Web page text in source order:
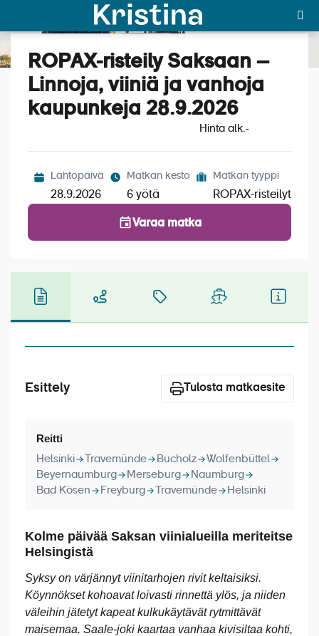
MAJAKKA-portaali
Yksin matkalle?
Suosikit
OTA YHTEYTTÄ
Matkakalenteri
Laivat
Meistä
Katso kuvat (5)
ROPAX-risteily Saksaan –
Linnoja, viiniä ja vanhoja
kaupunkeja 28.9.2026
Hinta alk.-
Lähtöpäivä
28.9.2026
Matkan kesto
6 yötä
Matkan tyyppi
ROPAX-risteilyt
Varaa matka
Esittely Tulosta matkaesite
Reitti
Helsinki Travemünde Bucholz
Wolfenbüttel
Beyernaumburg
Merseburg
Naumburg
Bad Kösen
Freyburg Travemünde Helsinki
Kolme päivää Saksan viinialueilla meriteitse
Helsingistä
Syksy on värjännyt viinitarhojen rivit keltaisiksi.
Köynnökset kohoavat loivasti rinnettä ylös, ja niiden
väleihin jätetyt kapeat kulkukäytävät rytmittävät
maisemaa. Saale-joki kaartaa vanhaa kivisiltaa kohti,